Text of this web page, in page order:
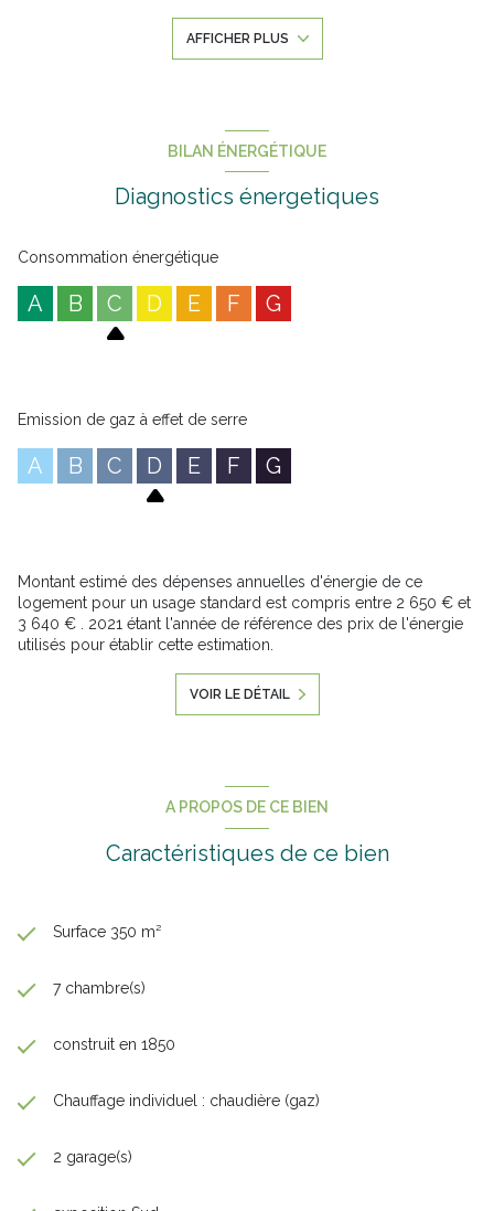
Un vrai potentiel pour une transformation en immeuble
d'appartements ou pour les inconditionnels de la maison de
Annonce proposée par un agent commercial
Les informations sur les risques auxquels ce bien est exposé
sont disponibles sur le site
Géorisques
AFFICHER PLUS
BILAN ÉNERGÉTIQUE
Diagnostics énergetiques
Consommation énergétique
A B C D E F G
Emission de gaz à effet de serre
A B C D E F G
Montant estimé des dépenses annuelles d'énergie de ce
logement pour un usage standard est compris entre 2 650 € et
3 640 € . 2021 étant l'année de référence des prix de l'énergie
utilisés pour établir cette estimation.
VOIR LE DÉTAIL
A PROPOS DE CE BIEN
Caractéristiques de ce bien
Surface 350 m²
7 chambre(s)
construit en 1850
Chauffage individuel : chaudière (gaz)
2 garage(s)